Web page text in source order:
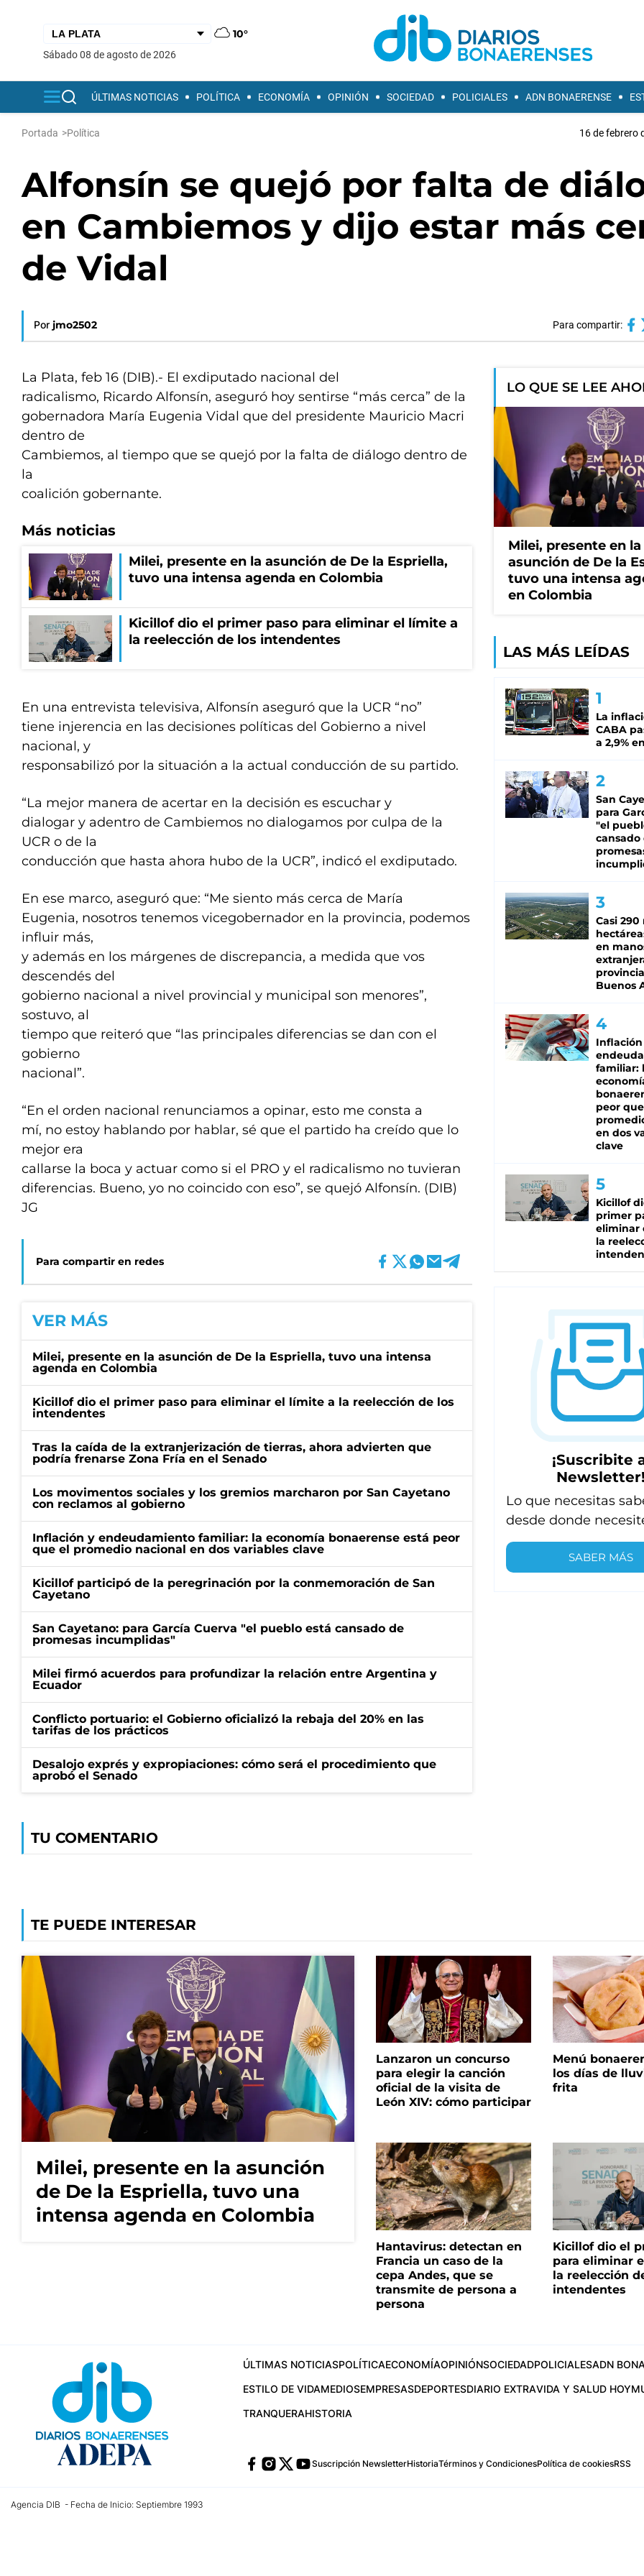
10°
sábado 08 de agosto de 2026
ÚLTIMAS NOTICIAS POLÍTICA ECONOMÍA OPINIÓN SOCIEDAD POLICIALES ADN BONAERENSE
Portada >Política 16 de febrero
Alfonsín se quejó por falta de
en Cambiemos y dijo estar más
de Vidal
Por jmo2502 Para compartir:
La Plata, feb 16 (DIB).- El exdiputado nacional del
radicalismo, Ricardo Alfonsín, aseguró hoy sentirse “más cerca” de la
gobernadora María Eugenia Vidal que del presidente Mauricio Macri
dentro de
Cambiemos, al tiempo que se quejó por la falta de diálogo dentro de
la
coalición gobernante.
Más noticias
Milei, presente en la asunción de De la Espriella,
tuvo una intensa agenda en Colombia
Kicillof dio el primer paso para eliminar el límite a
la reelección de los intendentes
En una entrevista televisiva, Alfonsín aseguró que la UCR “no”
tiene injerencia en las decisiones políticas del Gobierno a nivel
nacional, y
responsabilizó por la situación a la actual conducción de su partido.
“La mejor manera de acertar en la decisión es escuchar y
dialogar y adentro de Cambiemos no dialogamos por culpa de la
UCR o de la
conducción que hasta ahora hubo de la UCR”, indicó el exdiputado.
En ese marco, aseguró que: “Me siento más cerca de María
Eugenia, nosotros tenemos vicegobernador en la provincia, podemos
influir más,
y además en los márgenes de discrepancia, a medida que vos
descendés del
gobierno nacional a nivel provincial y municipal son menores”,
sostuvo, al
tiempo que reiteró que “las principales diferencias se dan con el
gobierno
nacional”.
“En el orden nacional renunciamos a opinar, esto me consta a
mí, no estoy hablando por hablar, sé que el partido ha creído que lo
mejor era
callarse la boca y actuar como si el PRO y el radicalismo no tuvieran
diferencias. Bueno, yo no coincido con eso”, se quejó Alfonsín. (DIB)
JG
Para compartir en redes
VER MÁS
Milei, presente en la asunción de De la Espriella, tuvo una intensa
agenda en Colombia
Kicillof dio el primer paso para eliminar el límite a la reelección de los
intendentes
Tras la caída de la extranjerización de tierras, ahora advierten que
podría frenarse Zona Fría en el Senado
Los movimentos sociales y los gremios marcharon por San Cayetano
con reclamos al gobierno
Inflación y endeudamiento familiar: la economía bonaerense está peor
que el promedio nacional en dos variables clave
Kicillof participó de la peregrinación por la conmemoración de San
Cayetano
San Cayetano: para García Cuerva "el pueblo está cansado de
promesas incumplidas"
Milei firmó acuerdos para profundizar la relación entre Argentina y
Ecuador
Conflicto portuario: el Gobierno oficializó la rebaja del 20% en las
tarifas de los prácticos
Desalojo exprés y expropiaciones: cómo será el procedimiento que
aprobó el Senado
TU COMENTARIO
LO QUE SE LEE
Milei, presente en la
asunción de De la
tuvo una intensa
en Colombia
LAS MÁS LEÍDAS
La
CABA
a 2,9%
San
para
"el
cansado
Casi 290
en
Buenos
Inflación
familiar:
peor
en dos
clave
Kicillof
primer
eliminar
la
¡Suscribite
Newsletter!
Lo que necesitas
desde donde
SABER MÁS
TE PUEDE INTERESAR
Milei, presente en la asunción
de De la Espriella, tuvo una
intensa agenda en Colombia
Lanzaron un concurso
para elegir la canción
oficial de la visita de
León XIV: cómo participar
Menú
los días de
frita
Hantavirus: detectan en
Francia un caso de la
cepa Andes, que se
transmite de persona a
persona
Kicillof dio el
para eliminar
la reelección
intendentes
ÚLTIMAS NOTICIASPOLÍTICAECONOMÍAOPINIÓNSOCIEDADPOLICIALESADN
ESTILO DE VIDAMEDIOSEMPRESASDEPORTESDIARIO EXTRAVIDA Y SALUD HOY
TRANQUERAHISTORIA
Suscripción NewsletterHistoriaTérminos y CondicionesPolítica de cookiesRSS
Agencia DIB - Fecha de Inicio: Septiembre 1993